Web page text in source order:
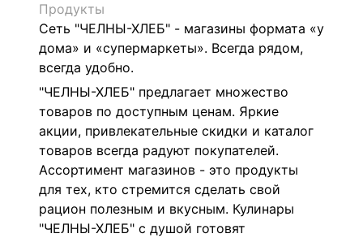
Продукты
Сеть "ЧЕЛНЫ-ХЛЕБ" - магазины формата «у
дома» и «супермаркеты». Всегда рядом,
всегда удобно.
"ЧЕЛНЫ-ХЛЕБ" предлагает множество
товаров по доступным ценам. Яркие
акции, привлекательные скидки и каталог
товаров всегда радуют покупателей.
Ассортимент магазинов - это продукты
для тех, кто стремится сделать свой
рацион полезным и вкусным. Кулинары
"ЧЕЛНЫ-ХЛЕБ" с душой готовят